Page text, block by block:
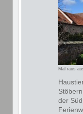
Mal raus
der